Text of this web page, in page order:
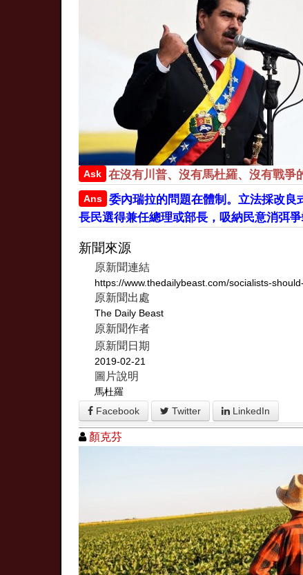
Ask 在沒有川普、沒有馬杜羅、沒有戰爭
Ans
委內瑞拉的問題在體制。立法採改良
長民選得兼任總理或部長，吸納民意消弭
新聞來源
原新聞連結
https://www.thedailybeast.com/socialists-
原新聞出處
The Daily Beast
原新聞作者
原新聞日期
2019-02-21
圖片說明
馬杜羅
Facebook
Twitter LinkedIn
顏克芬